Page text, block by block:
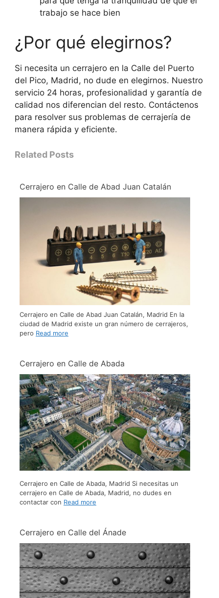
trabajo se hace bien
¿Por qué elegirnos?
Si necesita un cerrajero en la Calle del Puerto
del Pico, Madrid, no dude en elegirnos. Nuestro
servicio 24 horas, profesionalidad y garantía de
calidad nos diferencian del resto. Contáctenos
para resolver sus problemas de cerrajería de
manera rápida y eficiente.
Related Posts
Cerrajero en Calle de Abad Juan Catalán
Cerrajero en Calle de Abad Juan Catalán, Madrid En la
ciudad de Madrid existe un gran número de cerrajeros,
pero Read more
Cerrajero en Calle de Abada
Cerrajero en Calle de Abada, Madrid Si necesitas un
cerrajero en Calle de Abada, Madrid, no dudes en
contactar con Read more
Cerrajero en Calle del Ánade